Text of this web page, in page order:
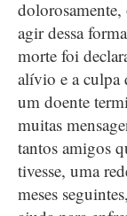
agir dessa
morte foi
alívio e a culpa
um doente
muitas
tantos amigos
tivesse, uma
meses